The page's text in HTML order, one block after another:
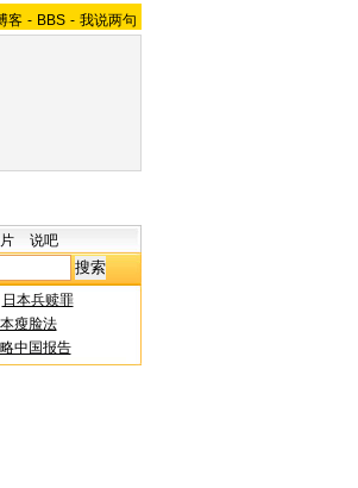
客 - BBS - 我说两句
说吧
日本兵赎罪
瘦脸法
中国报告